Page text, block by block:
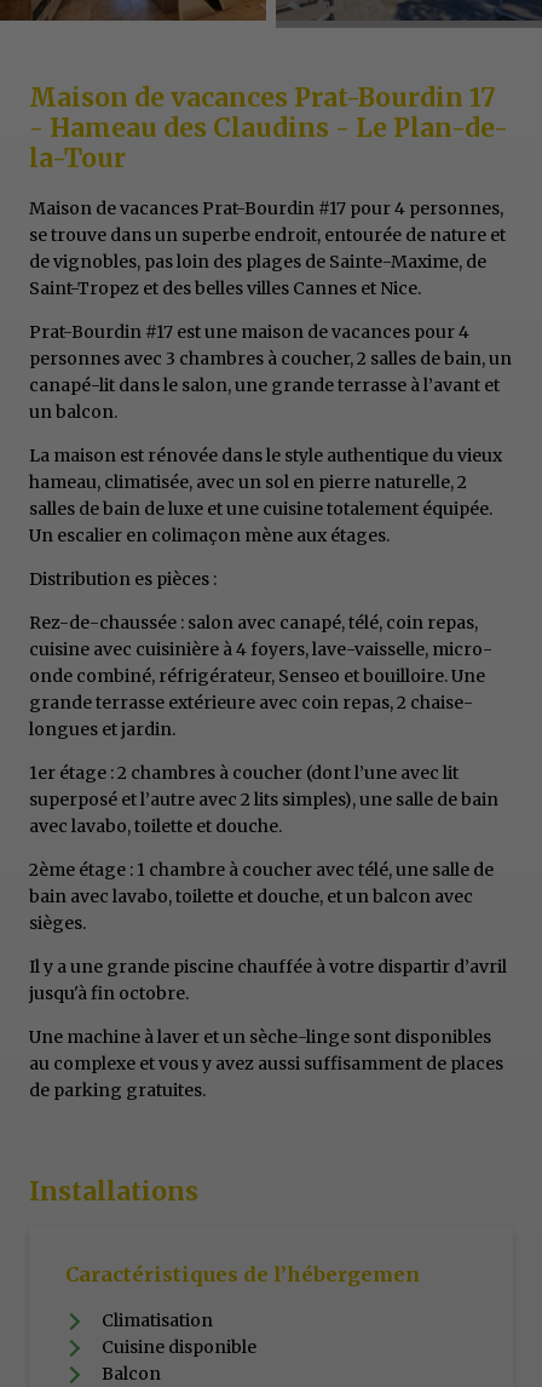
Maison de vacances Prat-Bourdin 17
- Hameau des Claudins - Le Plan-de-
la-Tour
Maison de vacances Prat-Bourdin #17 pour 4 personnes,
se trouve dans un superbe endroit, entourée de nature et
de vignobles, pas loin des plages de Sainte-Maxime, de
Saint-Tropez et des belles villes Cannes et Nice.
Prat-Bourdin #17 est une maison de vacances pour 4
personnes avec 3 chambres à coucher, 2 salles de bain, un
canapé-lit dans le salon, une grande terrasse à l’avant et
un balcon.
La maison est rénovée dans le style authentique du vieux
hameau, climatisée, avec un sol en pierre naturelle, 2
salles de bain de luxe et une cuisine totalement équipée.
Un escalier en colimaçon mène aux étages.
Distribution es pièces :
Rez-de-chaussée : salon avec canapé, télé, coin repas,
cuisine avec cuisinière à 4 foyers, lave-vaisselle, micro-
onde combiné, réfrigérateur, Senseo et bouilloire. Une
grande terrasse extérieure avec coin repas, 2 chaise-
longues et jardin.
1er étage : 2 chambres à coucher (dont l’une avec lit
superposé et l’autre avec 2 lits simples), une salle de bain
avec lavabo, toilette et douche.
2ème étage : 1 chambre à coucher avec télé, une salle de
bain avec lavabo, toilette et douche, et un balcon avec
sièges.
Il y a une grande piscine chauffée à votre dispartir d’avril
jusqu'à fin octobre.
Une machine à laver et un sèche-linge sont disponibles
au complexe et vous y avez aussi suffisamment de places
de parking gratuites.
Installations
Caractéristiques de l’hébergemen
Climatisation
Cuisine disponible
Balcon